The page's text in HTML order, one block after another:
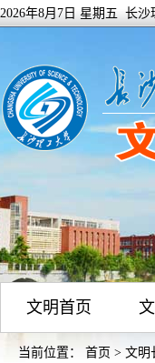
2026年8月7日 星期五 长
文明首页
当前位置： 首页 > 文明